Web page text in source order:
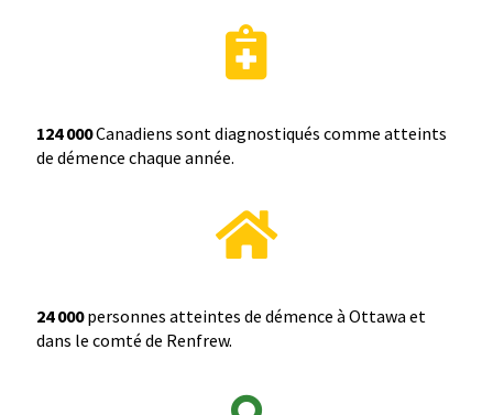
124 000Canadiens sont diagnostiqués comme atteints
de démence chaque année.
24 000personnes atteintes de démence à Ottawa et
dans le comté de Renfrew.